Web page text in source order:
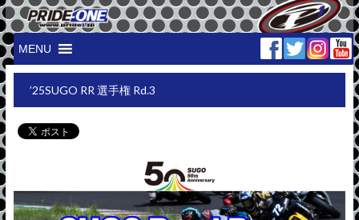
MENU
’25SUGO RR 選手権 Rd.3